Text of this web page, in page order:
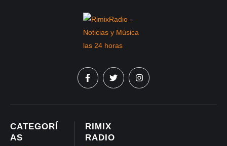
RIMIX
RADIO
CATEGORÍ
AS